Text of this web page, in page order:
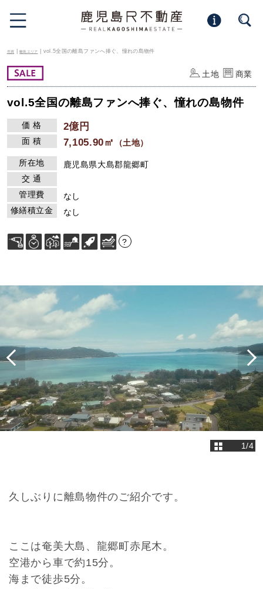
売買 |離島エリア | vol.5全国の離島ファンへ捧ぐ、憧れの島物件
土地 商業
vol.5全国の離島ファンへ捧ぐ、憧れの島物件
価 格 2億円
面 積 7,105.90㎡ （土地）
所在地
鹿児島県大島郡龍郷町
交 通
管理費
なし
修繕積立金
なし
?
1/4
久しぶりに離島物件のご紹介です。
ここは奄美大島、龍郷町赤尾木。
空港から車で約15分。
海まで徒歩5分。